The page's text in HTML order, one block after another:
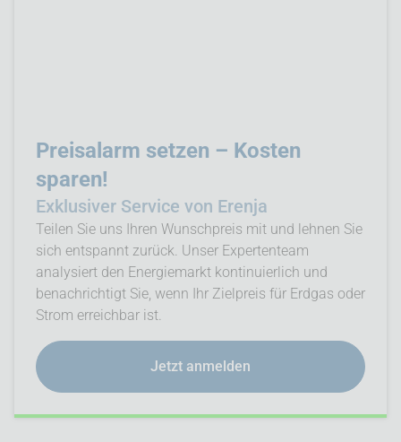
Preisalarm setzen – Kosten
sparen!
Exklusiver Service von Erenja
Teilen Sie uns Ihren Wunschpreis mit und lehnen Sie
sich entspannt zurück. Unser Expertenteam
analysiert den Energiemarkt kontinuierlich und
benachrichtigt Sie, wenn Ihr Zielpreis für Erdgas oder
Strom erreichbar ist.
Jetzt anmelden